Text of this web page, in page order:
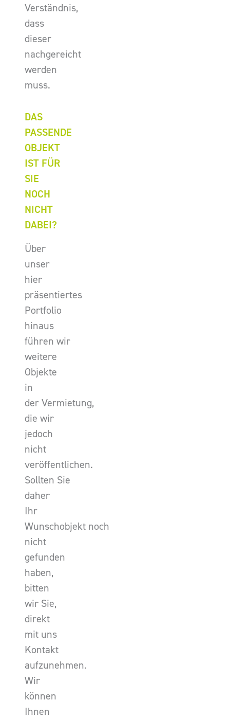
Verständnis,
dass
dieser
nachgereicht
werden
muss.
DAS
PASSENDE
OBJEKT
IST FÜR
SIE
NOCH
NICHT
DABEI?
Über
unser
hier
präsentiertes
Portfolio
hinaus
führen wir
weitere
Objekte
in
der Vermietung,
die wir
jedoch
nicht
veröffentlichen.
Sollten Sie
daher
Ihr
Wunschobjekt noch
nicht
gefunden
haben,
bitten
wir Sie,
direkt
mit uns
Kontakt
aufzunehmen.
Wir
können
Ihnen